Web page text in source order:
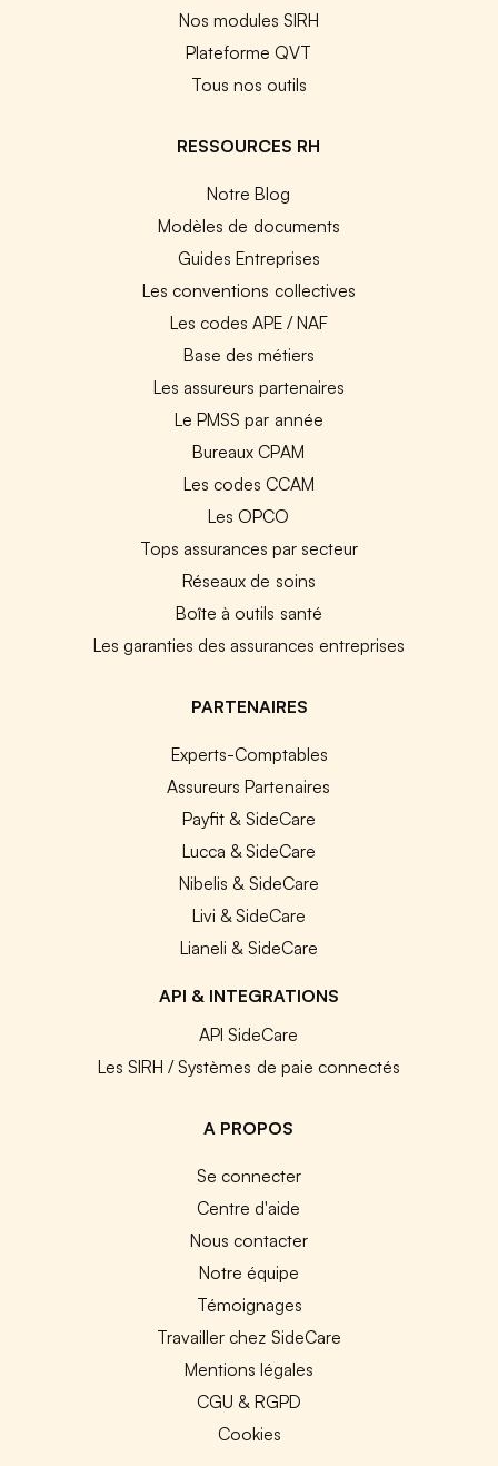
Nos modules SIRH
Plateforme QVT
Tous nos outils
RESSOURCES RH
Notre Blog
Modèles de documents
Guides Entreprises
Les conventions collectives
Les codes APE / NAF
Base des métiers
Les assureurs partenaires
Le PMSS par année
Bureaux CPAM
Les codes CCAM
Les OPCO
Tops assurances par secteur
Réseaux de soins
Boîte à outils santé
Les garanties des assurances entreprises
PARTENAIRES
Experts-Comptables
Assureurs Partenaires
Payfit & SideCare
Lucca & SideCare
Nibelis & SideCare
Livi & SideCare
Lianeli & SideCare
API & INTEGRATIONS
API SideCare
Les SIRH / Systèmes de paie connectés
A PROPOS
Se connecter
Centre d'aide
Nous contacter
Notre équipe
Témoignages
Travailler chez SideCare
Mentions légales
CGU & RGPD
Cookies